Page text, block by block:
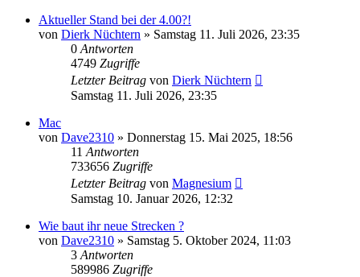
Aktueller Stand bei der 4.00?!
von Dierk Nüchtern » Samstag 11. Juli 2026, 23:35
0 Antworten
4749 Zugriffe
Letzter Beitrag von Dierk Nüchtern
Samstag 11. Juli 2026, 23:35
Mac
von Dave2310 » Donnerstag 15. Mai 2025, 18:56
11 Antworten
733656 Zugriffe
Letzter Beitrag von Magnesium
Samstag 10. Januar 2026, 12:32
Wie baut ihr neue Strecken ?
von Dave2310 » Samstag 5. Oktober 2024, 11:03
3 Antworten
589986 Zugriffe